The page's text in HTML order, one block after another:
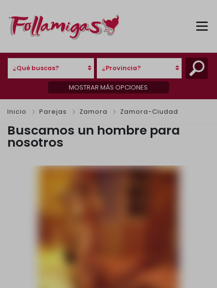
¿Qué buscas? ¿Provincia?
MOSTRAR MÁS OPCIONES
Inicio Parejas Zamora Zamora-Ciudad
Buscamos un hombre para
nosotros